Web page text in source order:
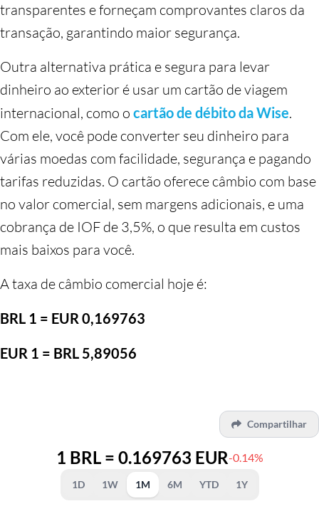
transparentes e forneçam comprovantes claros da
transação, garantindo maior segurança.
Outra alternativa prática e segura para levar
dinheiro ao exterior é usar um cartão de viagem
internacional, como o cartão de débito da Wise.
Com ele, você pode converter seu dinheiro para
várias moedas com facilidade, segurança e pagando
tarifas reduzidas. O cartão oferece câmbio com base
no valor comercial, sem margens adicionais, e uma
cobrança de IOF de 3,5%, o que resulta em custos
mais baixos para você.
A taxa de câmbio comercial hoje é:
BRL 1 = EUR 0,169763
EUR 1 = BRL 5,89056
Compartilhar
1 BRL = 0.169763 EUR-0.14%
1D 1W 1M 6M YTD 1Y